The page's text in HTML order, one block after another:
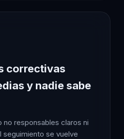
correctivas
y nadie sabe
no responsables claros ni
seguimiento se vuelve